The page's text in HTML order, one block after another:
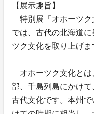
【展示趣旨】
特別展「オホーツク
では、古代の北海道
ツク文化を取り上げま
オホーツク文化とは
部、千島列島にかけ
古代文化です。本州